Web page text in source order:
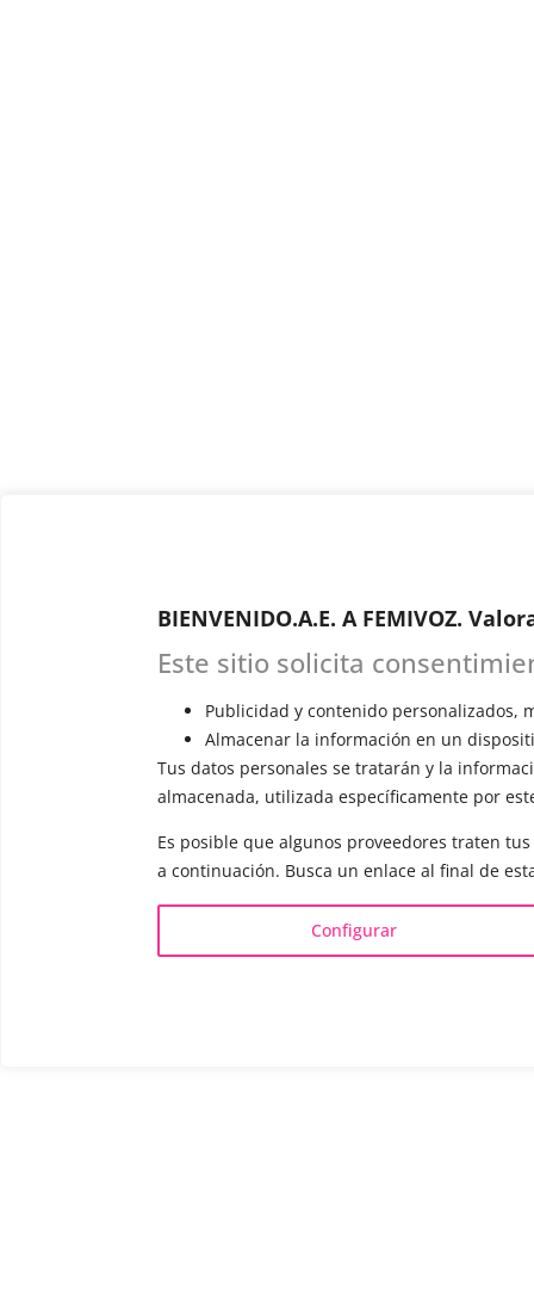
BIENVENIDO.A.E. A FEMIVOZ.
Este sitio solicita
Publicidad y contenido personalizados,
Almacenar la información en un
Tus datos personales se tratarán y la
almacenada, utilizada específicamente por
Es posible que algunos proveedores traten
a continuación. Busca un enlace al final de
Configurar